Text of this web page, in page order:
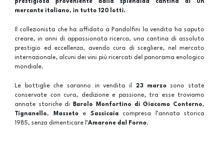
prestigiosa proveniente dalla splendida cantina di un
mercante italiano, in tutto 120 lotti.
Il collezionista che ha affidato a Pandolfini la vendita ha saputo
creare, in anni di appassionata ricerca, una cantina di assoluto
prestigio ed eccellenza, avendo cura di scegliere, nel mercato
internazionale, alcuni dei vini più ricercati del panorama enologico
mondiale.
Le bottiglie che saranno in vendita il 23 marzosono state
conservate con cura, dedizione e passione, tra esse troviamo
annate storiche di
Barolo Monfortino di Giacomo Conterno,
Tignanello, Masseto e Sassicaia compresa l’annata storica
1985, senza dimenticare l’Amarone dal Forno.